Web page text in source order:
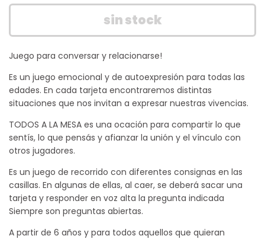
Juego para conversar y relacionarse!
Es un juego emocional y de autoexpresión para todas las
edades. En cada tarjeta encontraremos distintas
situaciones que nos invitan a expresar nuestras vivencias.
TODOS A LA MESA es una ocación para compartir lo que
sentís, lo que pensás y afianzar la unión y el vínculo con
otros jugadores.
Es un juego de recorrido con diferentes consignas en las
casillas. En algunas de ellas, al caer, se deberá sacar una
tarjeta y responder en voz alta la pregunta indicada
Siempre son preguntas abiertas.
A partir de 6 años y para todos aquellos que quieran